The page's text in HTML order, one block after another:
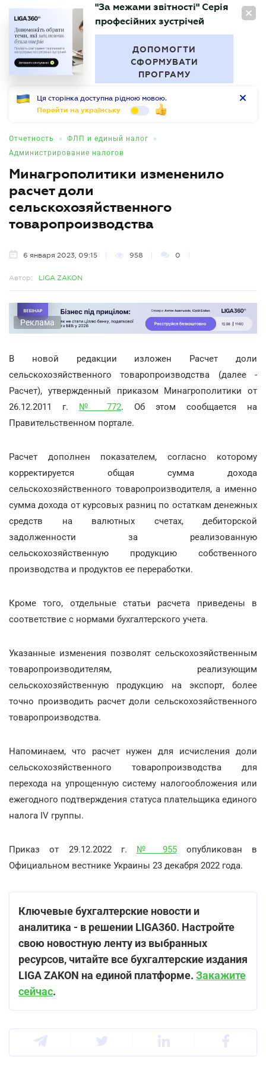
RU
БУХГАЛТЕР
"За межами звітності" Серія
професійних зустрічей
ДОПОМОГТИ
СФОРМУВАТИ
ПРОГРАМУ
Ця сторінка доступна рідною мовою.
Перейти на українську
Отчетность • ФЛП и единый налог •
Администрирование налогов
Минагрополитики измененило
расчет доли
сельскохозяйственного
товаропроизводства
6 января 2023, 09:15 958 0
Автор: LIGA ZAKON
Реклама
В новой редакции изложен Расчет доли
сельскохозяйственного товаропроизводства (далее -
Расчет), утвержденный приказом Минагрополитики от
26.12.2011 г. № 772. Об этом сообщается на
Правительственном портале.
Расчет дополнен показателем, согласно которому
корректируется общая сумма дохода
сельскохозяйственного товаропроизводителя, а именно
сумма дохода от курсовых разниц по остаткам денежных
средств на валютных счетах, дебиторской
задолженности за реализованную
сельскохозяйственную продукцию собственного
производства и продуктов ее переработки.
Кроме того, отдельные статьи расчета приведены в
соответствие с нормами бухгалтерского учета.
Указанные изменения позволят сельскохозяйственным
товаропроизводителям, реализующим
сельскохозяйственную продукцию на экспорт, более
точно производить расчет доли сельскохозяйственного
товаропроизводства.
Напоминаем, что расчет нужен для исчисления доли
сельскохозяйственного товаропроизводства для
перехода на упрощенную систему налогообложения или
ежегодного подтверждения статуса плательщика единого
налога IV группы.
Приказ от 29.12.2022 г. № 955опубликован в
Официальном вестнике Украины 23 декабря 2022 года.
Ключевые бухгалтерские новости и
аналитика - в решении LIGA360. Настройте
свою новостную ленту из выбранных
ресурсов, читайте все бухгалтерские издания
LIGA ZAKON на единой платформе. Закажите
сейчас.